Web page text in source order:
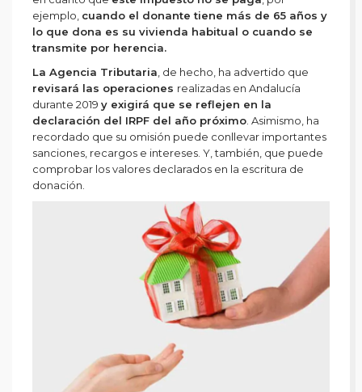
ejemplo, cuando el donante tiene más de 65 años y
lo que dona es su vivienda habitual o cuando se
transmite por herencia.
La Agencia Tributaria, de hecho, ha advertido que
revisará las operaciones realizadas en Andalucía
durante 2019 y exigirá que se reflejen en la
declaración del IRPF del año próximo. Asimismo, ha
recordado que su omisión puede conllevar importantes
sanciones, recargos e intereses. Y, también, que puede
comprobar los valores declarados en la escritura de
donación.